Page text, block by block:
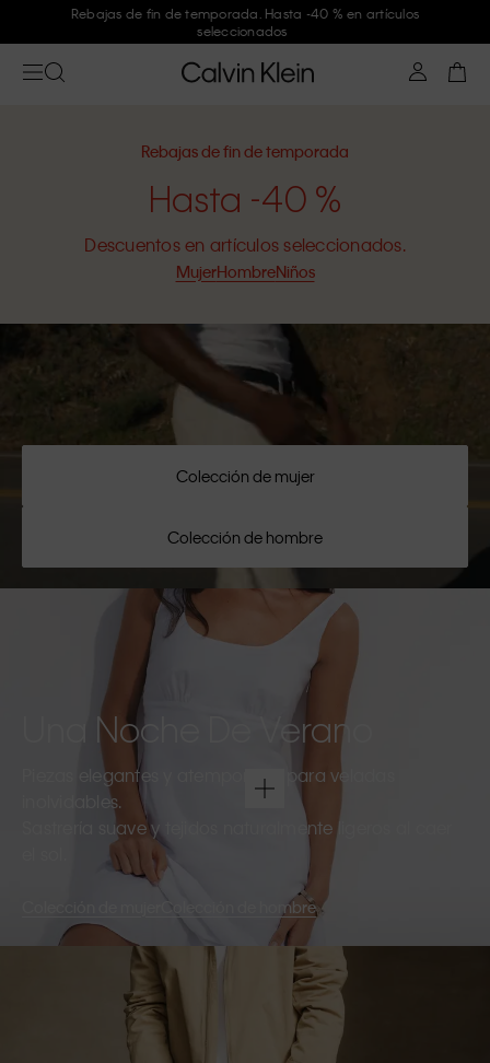
Únete a Calvin Klein y consigue un -10 %
Rebajas de fin de temporada
Hasta -40 %
Descuentos en artículos seleccionados.
MujerHombreNiños
Colección de mujer
Colección de hombre
Una Noche De Verano
Piezas elegantes y atemporales para veladas
inolvidables.
Sastrería suave y tejidos naturalmente ligeros al caer
Colección de hombre